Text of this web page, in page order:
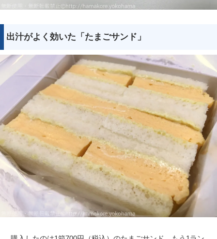
出汁がよく効いた「たまごサンド」